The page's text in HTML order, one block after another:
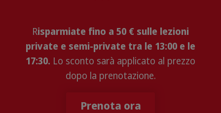
Risparmiate fino a 50 € sulle lezioni
private e semi-private tra le 13:00 e le
17:30. Lo sconto sarà applicato al prezzo
dopo la prenotazione.
Prenota ora